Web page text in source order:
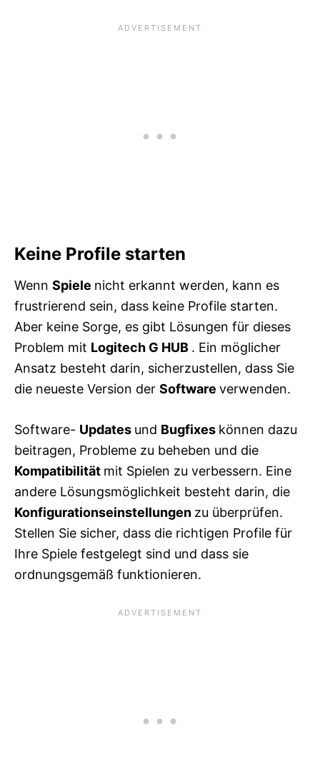
Keine Profile starten
Wenn Spiele nicht erkannt werden, kann es
frustrierend sein, dass keine Profile starten.
Aber keine Sorge, es gibt Lösungen für dieses
Problem mit Logitech G HUB . Ein möglicher
Ansatz besteht darin, sicherzustellen, dass Sie
die neueste Version der Software verwenden.
Software- Updates und Bugfixes können dazu
beitragen, Probleme zu beheben und die
Kompatibilität mit Spielen zu verbessern. Eine
andere Lösungsmöglichkeit besteht darin, die
Konfigurationseinstellungen zu überprüfen.
Stellen Sie sicher, dass die richtigen Profile für
Ihre Spiele festgelegt sind und dass sie
ordnungsgemäß funktionieren.